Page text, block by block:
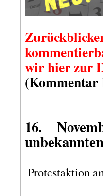
wir hier zur
(Kommentar
16.
Protestaktion